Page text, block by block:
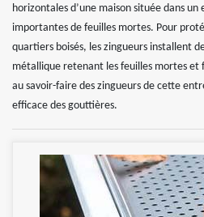
horizontales d’une maison située dans un
importantes de feuilles mortes. Pour
quartiers boisés, les zingueurs installent
métallique retenant les feuilles mortes et
au savoir-faire des zingueurs de cette
efficace des gouttières.